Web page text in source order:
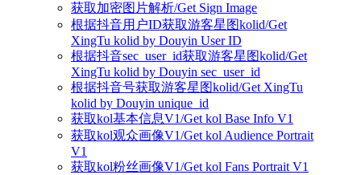
获取加密图片解析/Get Sign Image
根据抖音用户ID获取游客星图kolid/Get
XingTu kolid by Douyin User ID
根据抖音sec_user_id获取游客星图kolid/Get
XingTu kolid by Douyin sec_user_id
根据抖音号获取游客星图kolid/Get XingTu
kolid by Douyin unique_id
获取kol基本信息V1/Get kol Base Info V1
获取kol观众画像V1/Get kol Audience Portrait
V1
获取kol粉丝画像V1/Get kol Fans Portrait V1